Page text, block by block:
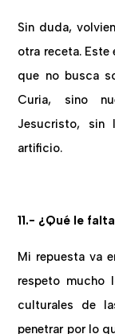
Sin duda,
otra receta.
que no busca
Curia, sino
Jesucristo,
artificio.
11.- ¿Qué le
Mi repuesta va
respeto mucho
culturales de
penetrar por lo